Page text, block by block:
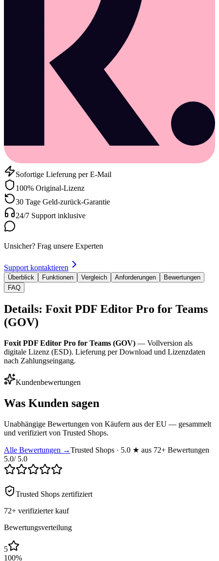
Sofortige Lieferung per E-Mail
100% Original-Lizenz
30 Tage Geld-zurück-Garantie
24/7 Support inklusive
Unsicher? Frag unsere Experten
Support kontaktieren
Überblick Funktionen Vergleich Anforderungen
Bewertungen
FAQ
Details: Foxit PDF Editor Pro for Teams
(GOV)
Foxit PDF Editor Pro for Teams (GOV) — Vollversion als
digitale Lizenz (ESD). Lieferung per Download und Lizenzdaten
nach Zahlungseingang.
Kundenbewertungen
Was Kunden sagen
Unabhängige Bewertungen von Käufern aus der EU — gesammelt
und verifiziert von Trusted Shops.
Alle Bewertungen →Trusted Shops · 5.0 ★ aus 72+ Bewertungen
5.0/ 5.0
Trusted Shops zertifiziert
72+ verifizierter kauf
Bewertungsverteilung
5
100%